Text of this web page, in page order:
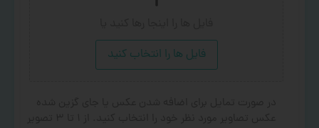
فایل ها را انتخاب کنید